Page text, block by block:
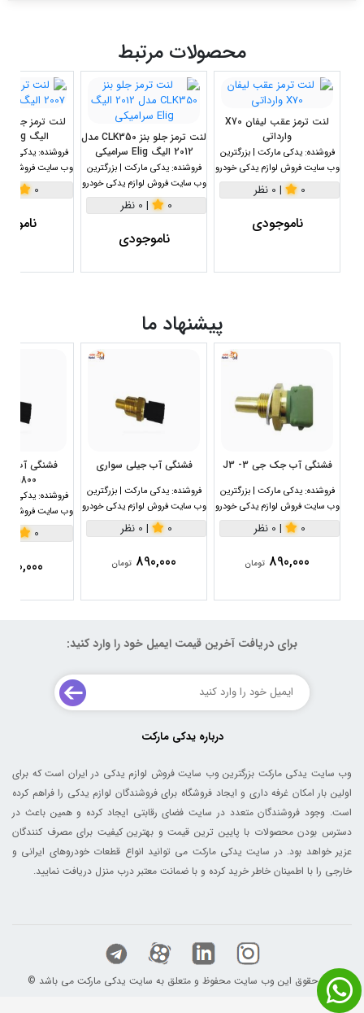
محصولات مرتبط
لنت ترمز عقب لیفان X70
وارداتی
فروشنده: یدکی مارکت | بزرگترین
وب سایت فروش لوازم یدکی خودرو
0
| 0 نظر
ناموجودی
لنت ترمز جلو بنز CLK350 مدل
2012 الیگ Elig سرامیکی
فروشنده: یدکی مارکت | بزرگترین
وب سایت فروش لوازم یدکی خودرو
0
| 0 نظر
ناموجودی
الیگ Elig سرامیکی
فروشنده: یدکی
وب سایت فروش
0
پیشنهاد ما
فشنگی آب جک جی 3- J3
فروشنده: یدکی مارکت | بزرگترین
وب سایت فروش لوازم یدکی خودرو
0
| 0 نظر
890,000 تومان
فشنگی آب جیلی سواری
فروشنده: یدکی مارکت | بزرگترین
وب سایت فروش لوازم یدکی خودرو
0
| 0 نظر
890,000 تومان
1800سی سی
فروشنده: یدکی
وب سایت فروش
0
890,000
برای دریافت آخرین قیمت ایمیل خود را وارد کنید:
درباره یدکی مارکت
وب سایت یدکی مارکت بزرگترین وب سایت فروش لوازم یدکی در ایران است که برای
اولین بار امکان غرفه داری و ایجاد فروشگاه برای فروشندگان لوازم یدکی را فراهم کرده
است. وجود فروشندگان متعدد در سایت فضای رقابتی ایجاد کرده و همین باعث در
دسترس بودن محصولات با پایین ترین قیمت و بهترین کیفیت برای مصرف کنندگان
عزیر خواهد بود. در سایت یدکی مارکت می توانید انواع قطعات خودروهای ایرانی و
خارجی را با اطمینان خاطر خرید کرده و با ضمانت معتبر درب منزل دریافت نمایید.
© کلیه حقوق این وب سایت محفوظ و متعلق به سایت یدکی مارکت می باشد